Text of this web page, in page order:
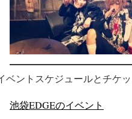
ベントスケジュールとチケ
池袋EDGEのイベント